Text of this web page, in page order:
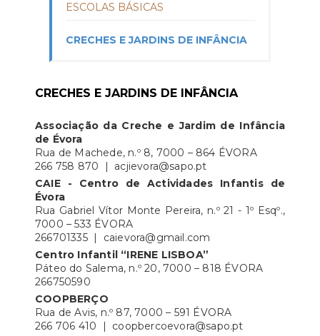
ESCOLAS BÁSICAS
CRECHES E JARDINS DE INFÂNCIA
CRECHES E JARDINS DE INFÂNCIA
Associação da Creche e Jardim de Infância
de Évora
Rua de Machede, n.º 8, 7000 – 864 ÉVORA
266 758 870 | acjievora@sapo.pt
CAIE - Centro de Actividades Infantis de
Évora
Rua Gabriel Vítor Monte Pereira, n.º 21 - 1º Esqº.,
7000 – 533 ÉVORA
266701335 | caievora@gmail.com
Centro Infantil “IRENE LISBOA”
Páteo do Salema, n.º 20, 7000 – 818 ÉVORA
266750590
COOPBERÇO
Rua de Avis, n.º 87, 7000 – 591 ÉVORA
266 706 410 | coopbercoevora@sapo.pt